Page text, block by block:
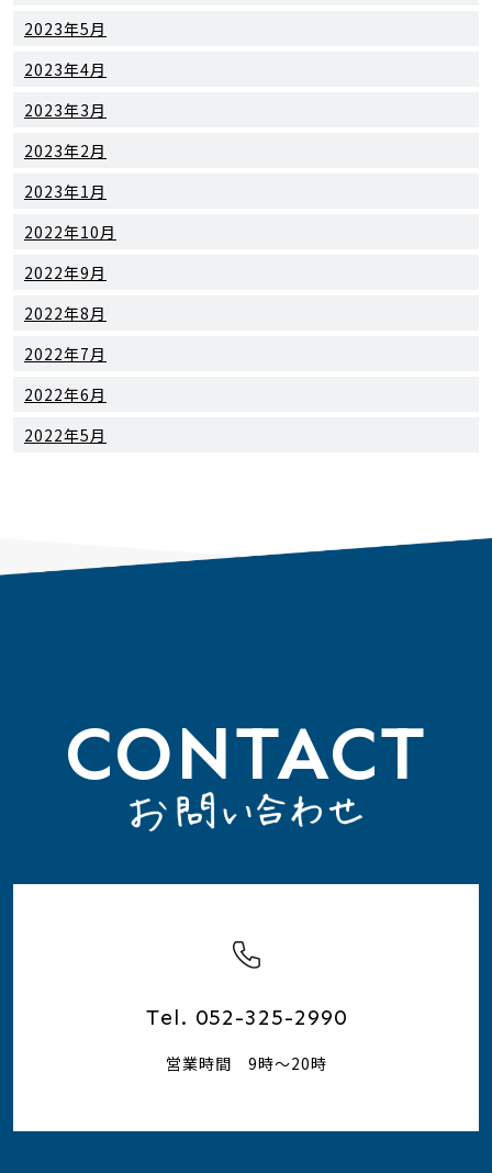
2023年5月
2023年4月
2023年3月
2023年2月
2023年1月
2022年10月
2022年9月
2022年8月
2022年7月
2022年6月
2022年5月
CONTACT
Tel. 052-325-2990
営業時間 9時～20時